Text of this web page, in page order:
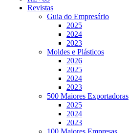
Revistas
Guia do Empresário
2025
2024
2023
Moldes e Plásticos
2026
2025
2024
2023
500 Maiores Exportadoras
2025
2024
2023
100 Maiores Empresas